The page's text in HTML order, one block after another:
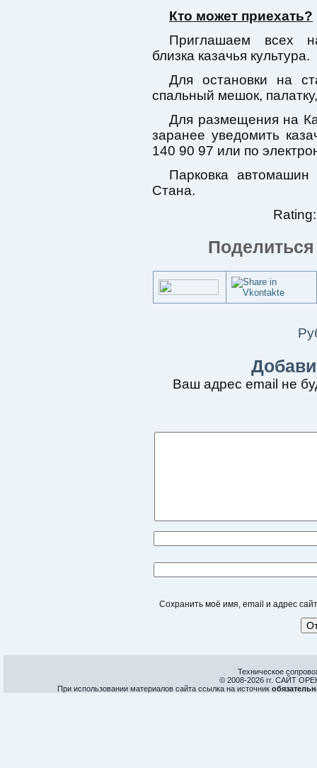
Кто может приехать?
Приглашаем всех
близка казачья культура.
Для остановки на
спальный мешок,
Для размещения на
заранее уведомить
140 90 97 или по
Парковка автомашин
Стана.
Ваш адрес email не
Сохранить моё имя, email и адрес
Техническое
© 2008-2026 гг. САЙТ
При использовании материалов сайта ссылка на источник